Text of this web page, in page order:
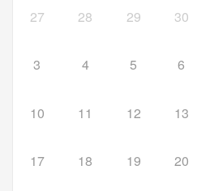
27 28 29 30
3 4 5 6
10 11 12 13
17 18 19 20